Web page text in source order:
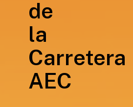
de
la
Carretera
AEC